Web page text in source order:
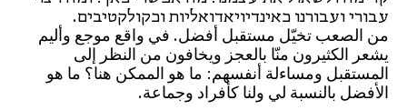
עבורי ועבורנו כאינדיויאדואליות וכקולקטיבים.
من الصعب تخيّل مستقبل أفضل. في واقع موجع وأليم
يشعر الكثيرون منّا بالعجز ويخافون من النظر إلى
المستقبل ومساءلة أنفسهم: ما هو الممكن هنا؟ ما هو
الأفضل بالنسبة لي ولنا كأفراد وجماعة.